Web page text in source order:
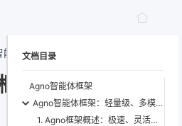
能体框架开发与应用教程
架开发与应用教
文档目录
Agno智能体框架
Agno智能体框架：轻量级、多模态、高速智能体构建利器
1. Agno框架概述：极速、灵活、多模态的智能体引擎